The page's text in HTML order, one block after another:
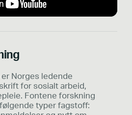
Norges ledende
for sosialt arbeid,
Fontene forskning
typer fagstoff: